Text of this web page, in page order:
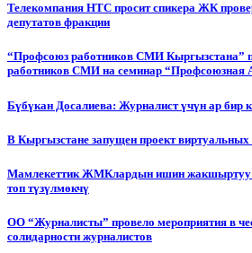
Телекомпания НТС просит спикера ЖК
депутатов фракции
“Профсоюз работников СМИ Кыргызстана”
работников СМИ на семинар “Профсоюзная
Бүбүкан Досалиева: Журналист үчүн ар бир
В Кыргызстане запущен проект виртуальных
Мамлекеттик ЖМКлардын ишин
топ түзүлмөкчү
ОО “Журналисты” провело мероприятия в
солидарности журналистов